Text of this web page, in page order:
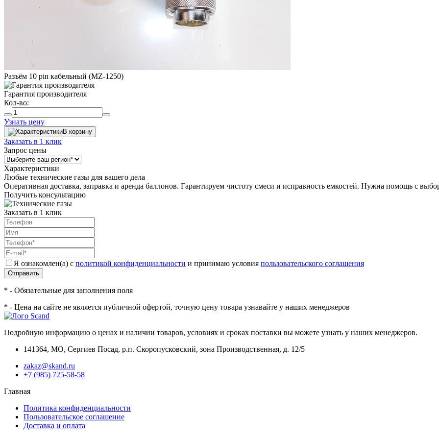
Разъём 10 pin кабельный (MZ-1250)
Гарантия производителя
Кол-во:
Узнать цену
В корзину
Заказать в 1 клик
Запрос цены
Характеристики
Любые технические газы для вашего дела
Оперативная доставка, заправка и аренда баллонов. Гарантируем чистоту смеси и исправность емкостей. Нужна помощь с
Получить консультацию
Заказать в 1 клик
Я ознакомлен(а) с политикой конфиденциальности и принимаю условия пользовательского соглашения
Отправить
* - Обязательные для заполнения поля
* - Цена на сайте не является публичной офертой, точную цену товара узнавайте у наших менеджеров
Подробную информацию о ценах и наличии товаров, условиях и сроках поставки вы можете узнать у наших менеджеров.
141364, МО, Сергиев Посад, р.п. Скоропусковский, зона Производственная, д. 12/5
zakaz@skand.ru
+7 (985) 725-58-58
Главная
Политика конфиденциальности
Пользовательское соглашение
Доставка и оплата